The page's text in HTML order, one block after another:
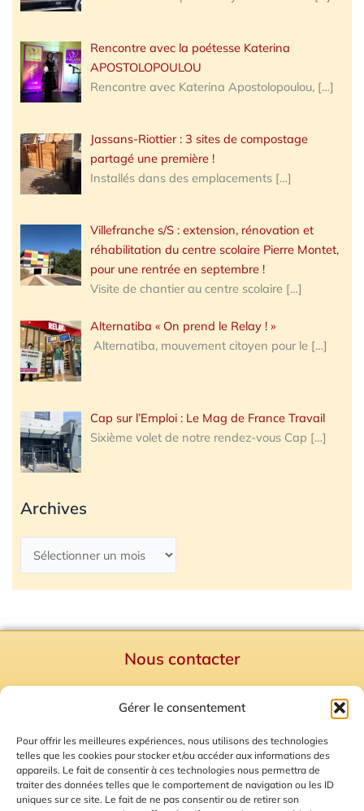
Gérer le consentement
Pour offrir les meilleures expériences, nous utilisons des technologies
telles que les cookies pour stocker et/ou accéder aux informations des
appareils. Le fait de consentir à ces technologies nous permettra de
traiter des données telles que le comportement de navigation ou les ID
uniques sur ce site. Le fait de ne pas consentir ou de retirer son
Rencontre avec la poétesse Katerina
APOSTOLOPOULOU
Rencontre avec Katerina Apostolopoulou, […]
Jassans-Riottier : 3 sites de compostage
partagé une première !
Installés dans des emplacements […]
Villefranche s/S : extension, rénovation et
réhabilitation du centre scolaire Pierre Montet,
pour une rentrée en septembre !
Visite de chantier au centre scolaire […]
Alternatiba « On prend le Relay ! »
Alternatiba, mouvement citoyen pour le […]
Cap sur l’Emploi : Le Mag de France Travail
Sixième volet de notre rendez-vous Cap […]
Archives
Nous contacter
Mentions Légales
Plan du site
Gestion des Cookies